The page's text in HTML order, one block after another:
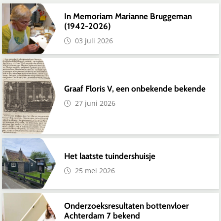
In Memoriam Marianne Bruggeman
(1942-2026)
03 juli 2026
Graaf Floris V, een onbekende bekende
27 juni 2026
Het laatste tuindershuisje
25 mei 2026
Onderzoeksresultaten bottenvloer
Achterdam 7 bekend